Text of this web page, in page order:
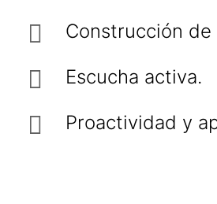
Construcción
Escucha activa.
Proactividad y